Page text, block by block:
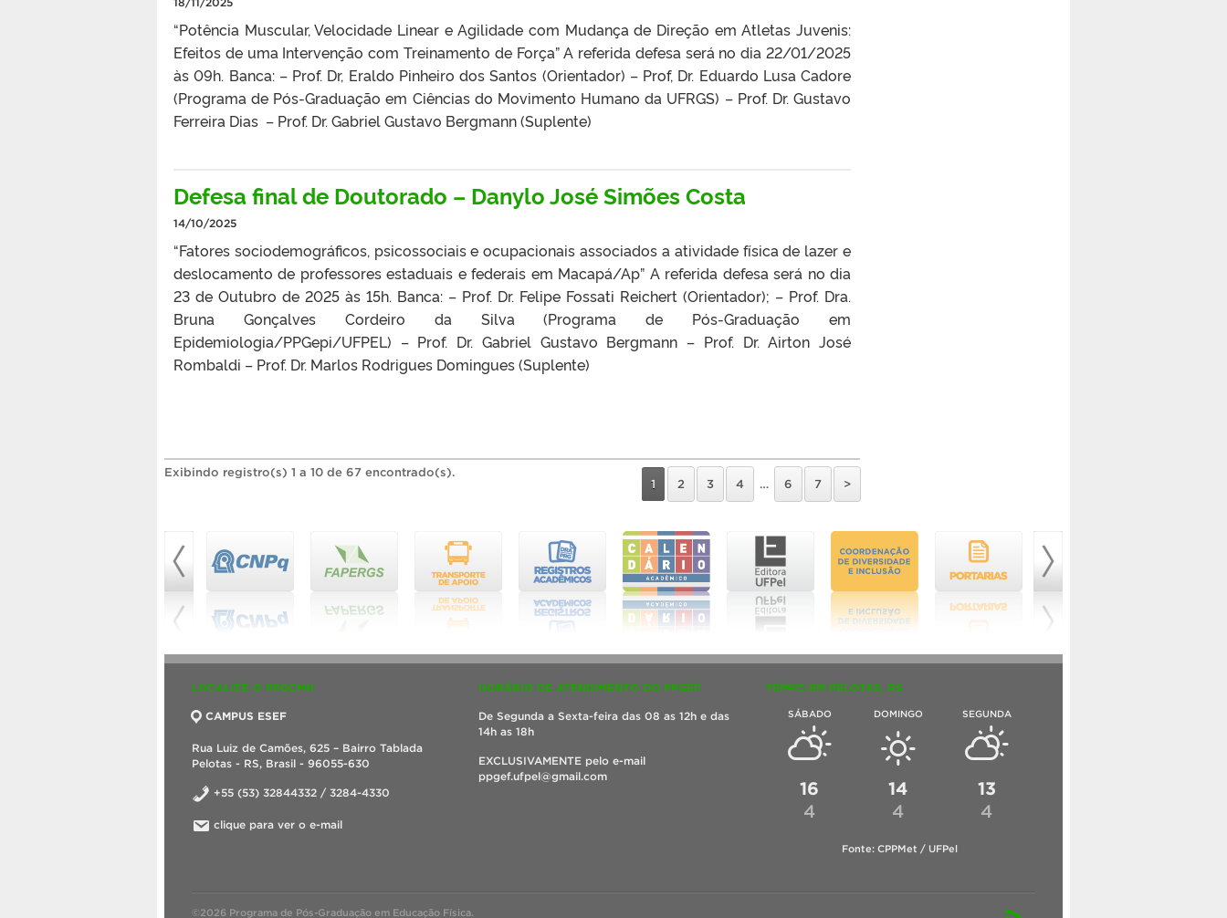
“Potência Muscular, Velocidade Linear e Agilidade com Mudança de Direção em Atletas Juvenis:
Efeitos de uma Intervenção com Treinamento de Força” A referida defesa será no dia 22/01/2025
às 09h. Banca: – Prof. Dr, Eraldo Pinheiro dos Santos (Orientador) – Prof, Dr. Eduardo Lusa Cadore
(Programa de Pós-Graduação em Ciências do Movimento Humano da UFRGS) – Prof. Dr. Gustavo
Ferreira Dias – Prof. Dr. Gabriel Gustavo Bergmann (Suplente)
Defesa final de Doutorado – Danylo José Simões Costa
14/10/2025
“Fatores sociodemográficos, psicossociais e ocupacionais associados a atividade física de lazer e
deslocamento de professores estaduais e federais em Macapá/Ap” A referida defesa será no dia
23 de Outubro de 2025 às 15h. Banca: – Prof. Dr. Felipe Fossati Reichert (Orientador); – Prof. Dra.
Bruna Gonçalves Cordeiro da Silva (Programa de Pós-Graduação em
Epidemiologia/PPGepi/UFPEL) – Prof. Dr. Gabriel Gustavo Bergmann – Prof. Dr. Airton José
Rombaldi – Prof. Dr. Marlos Rodrigues Domingues (Suplente)
Exibindo registro(s) 1 a 10 de 67 encontrado(s).
1
2 3 4 … 6 7 >
LOCALIZE O PPGCMH
CAMPUS ESEF
Rua Luiz de Camões, 625 – Bairro Tablada
Pelotas - RS, Brasil - 96055-630
+55 (53) 32844332 / 3284-4330
clique para ver o e-mail
HORÁRIO DE ATENDIMENTO DO PPGEF
De Segunda a Sexta-feira das 08 as 12h e das
14h as 18h
EXCLUSIVAMENTE pelo e-mail
ppgef.ufpel@gmail.com
TEMPO EM PELOTAS, RS
SÁBADO
16
4
DOMINGO
14
4
SEGUNDA
13
4
Fonte: CPPMet / UFPel
©2026 Programa de Pós-Graduação em Educação Física.